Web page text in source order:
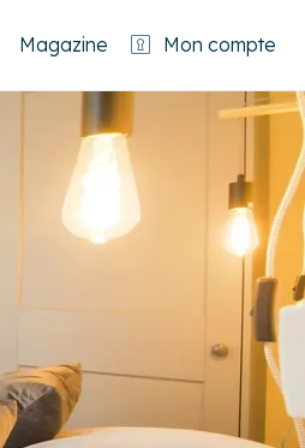
Magazine Mon compte